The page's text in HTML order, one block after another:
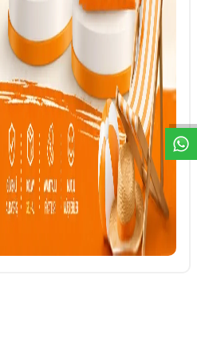
DESTEK